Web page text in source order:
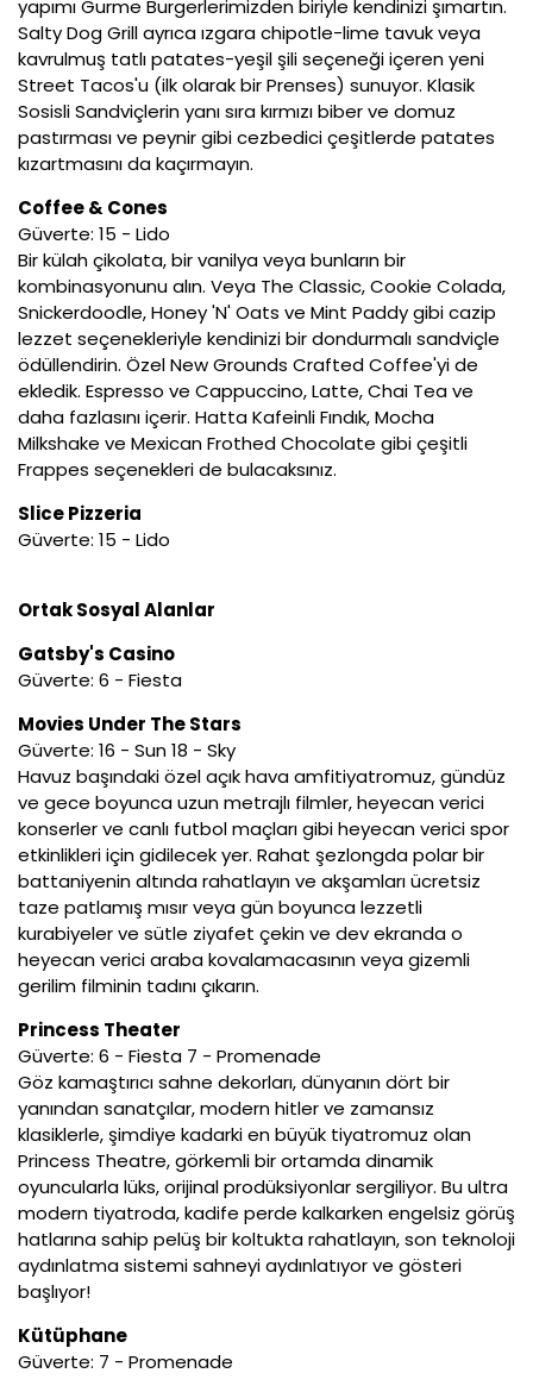
yapımı Gurme Burgerlerimizden biriyle kendinizi şımartın.
Salty Dog Grill ayrıca ızgara chipotle-lime tavuk veya
kavrulmuş tatlı patates-yeşil şili seçeneği içeren yeni
Street Tacos'u (ilk olarak bir Prenses) sunuyor. Klasik
Sosisli Sandviçlerin yanı sıra kırmızı biber ve domuz
pastırması ve peynir gibi cezbedici çeşitlerde patates
kızartmasını da kaçırmayın.
Coffee & Cones
Güverte: 15 - Lido
Bir külah çikolata, bir vanilya veya bunların bir
kombinasyonunu alın. Veya The Classic, Cookie Colada,
Snickerdoodle, Honey 'N' Oats ve Mint Paddy gibi cazip
lezzet seçenekleriyle kendinizi bir dondurmalı sandviçle
ödüllendirin. Özel New Grounds Crafted Coffee'yi de
ekledik. Espresso ve Cappuccino, Latte, Chai Tea ve
daha fazlasını içerir. Hatta Kafeinli Fındık, Mocha
Milkshake ve Mexican Frothed Chocolate gibi çeşitli
Frappes seçenekleri de bulacaksınız.
Slice Pizzeria
Güverte: 15 - Lido
Ortak Sosyal Alanlar
Gatsby's Casino
Güverte: 6 - Fiesta
Movies Under The Stars
Güverte: 16 - Sun 18 - Sky
Havuz başındaki özel açık hava amfitiyatromuz, gündüz
ve gece boyunca uzun metrajlı filmler, heyecan verici
konserler ve canlı futbol maçları gibi heyecan verici spor
etkinlikleri için gidilecek yer. Rahat şezlongda polar bir
battaniyenin altında rahatlayın ve akşamları ücretsiz
taze patlamış mısır veya gün boyunca lezzetli
kurabiyeler ve sütle ziyafet çekin ve dev ekranda o
heyecan verici araba kovalamacasının veya gizemli
gerilim filminin tadını çıkarın.
Princess Theater
Güverte: 6 - Fiesta 7 - Promenade
Göz kamaştırıcı sahne dekorları, dünyanın dört bir
yanından sanatçılar, modern hitler ve zamansız
klasiklerle, şimdiye kadarki en büyük tiyatromuz olan
Princess Theatre, görkemli bir ortamda dinamik
oyuncularla lüks, orijinal prodüksiyonlar sergiliyor. Bu ultra
modern tiyatroda, kadife perde kalkarken engelsiz görüş
hatlarına sahip pelüş bir koltukta rahatlayın, son teknoloji
aydınlatma sistemi sahneyi aydınlatıyor ve gösteri
başlıyor!
Kütüphane
Güverte: 7 - Promenade